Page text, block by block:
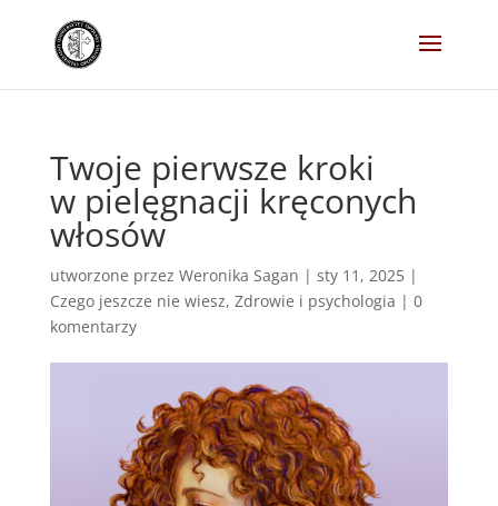
Twoje pierwsze kroki
w pielęgnacji kręconych
włosów
utworzone przez Weronika Sagan | sty 11, 2025|
Czego jeszcze nie wiesz, Zdrowie i psychologia | 0
komentarzy